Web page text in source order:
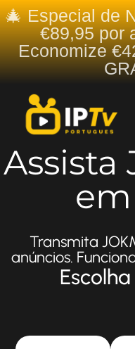
🎄 Especial de
€89,95 por
Economize
Assista
Transmita
anúncios.
Most Popular